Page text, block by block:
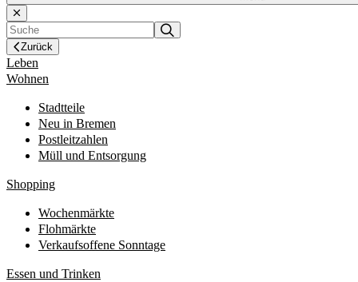
Zurück
Leben
Wohnen
Stadtteile
Neu in Bremen
Postleitzahlen
Müll und Entsorgung
Shopping
Wochenmärkte
Flohmärkte
Verkaufsoffene Sonntage
Essen und Trinken